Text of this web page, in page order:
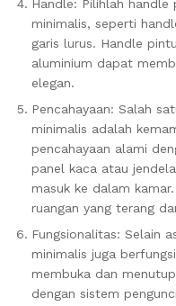
Handle: Pilihlah handle
minimalis, seperti
garis lurus. Handle
aluminium dapat
elegan.
Pencahayaan: Salah
minimalis adalah
pencahayaan alami
panel kaca atau
masuk ke dalam
ruangan yang terang
Fungsionalitas: Selain
minimalis juga
membuka dan
dengan sistem